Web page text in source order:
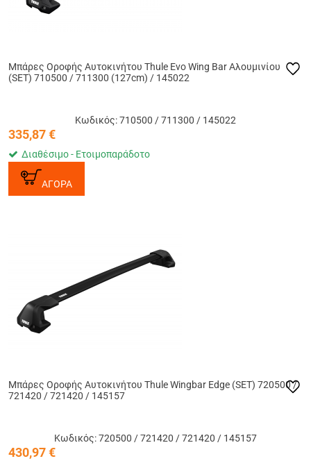
Μπάρες Οροφής Αυτοκινήτου Thule Evo Wing Bar Αλουμινίου
(SET) 710500 / 711300 (127cm) / 145022
Κωδικός: 710500 / 711300 / 145022
335,87€
Διαθέσιμο - Ετοιμοπαράδοτο
ΑΓΟΡΑ
Μπάρες Οροφής Αυτοκινήτου Thule Wingbar Edge (SET) 720500 /
721420 / 721420 / 145157
Κωδικός: 720500 / 721420 / 721420 / 145157
430,97€